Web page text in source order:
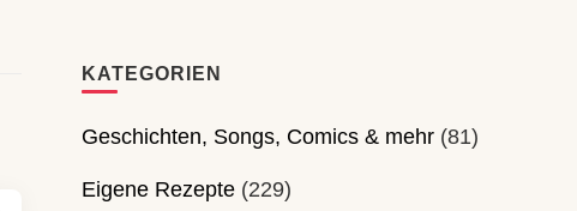
KATEGORIEN
Geschichten, Songs, Comics & mehr(81)
Eigene Rezepte(229)